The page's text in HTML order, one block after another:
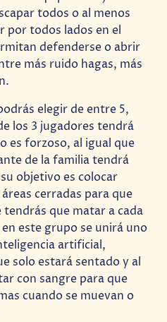
todos o al menos
por todos lados en el
defenderse o abrir
más ruido hagas, más
elegir de entre 5,
los 3 jugadores tendrá
es forzoso, al igual que
de la familia tendrá
objetivo es colocar
cerradas para que
tendrás que matar a cada
este grupo se unirá uno
artificial,
solo estará sentado y al
con sangre para que
cuando se muevan o